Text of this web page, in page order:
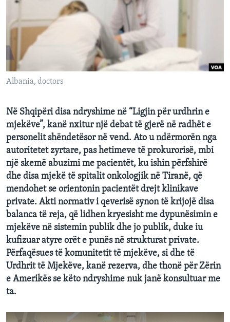
INTERVISTA
DITARI
Albania, doctors
Në Shqipëri disa ndryshime në “Ligjin për urdhrin e
mjekëve”, kanë nxitur një debat të gjerë në radhët e
personelit shëndetësor në vend. Ato u ndërmorën nga
autoritetet zyrtare, pas hetimeve të prokurorisë, mbi
një skemë abuzimi me pacientët, ku ishin përfshirë
dhe disa mjekë të spitalit onkologjik në Tiranë, që
mendohet se orientonin pacientët drejt klinikave
private. Akti normativ i qeverisë synon të krijojë disa
balanca të reja, që lidhen kryesisht me dypunësimin e
mjekëve në sistemin publik dhe jo publik, duke iu
kufizuar atyre orët e punës në strukturat private.
Përfaqësues të komunitetit të mjekëve, si dhe të
Urdhrit të Mjekëve, kanë rezerva, dhe thonë për Zërin
e Amerikës se këto ndryshime nuk janë konsultuar me
ta.